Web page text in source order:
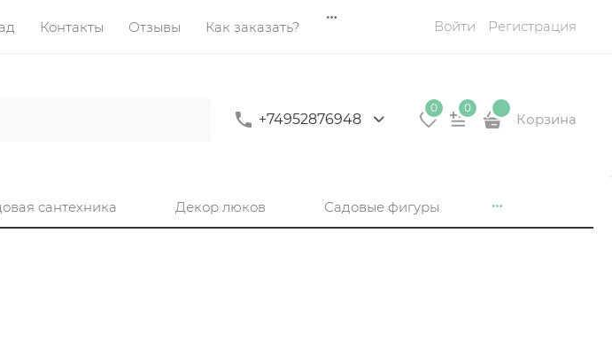
Контакты Отзывы Как заказать? Войти Регистрация
+74952876948
0 0
Корзина
сантехника Декор люков Садовые фигуры